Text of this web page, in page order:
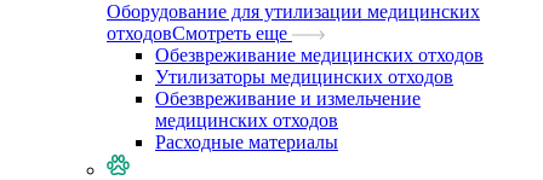
Оборудование для утилизации медицинских
отходовСмотреть еще
Обезвреживание медицинских отходов
Утилизаторы медицинских отходов
Обезвреживание и измельчение
медицинских отходов
Расходные материалы